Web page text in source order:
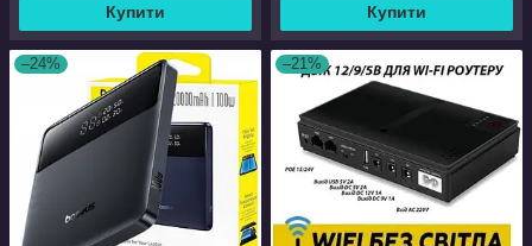
Купити Купити
–24% –21%